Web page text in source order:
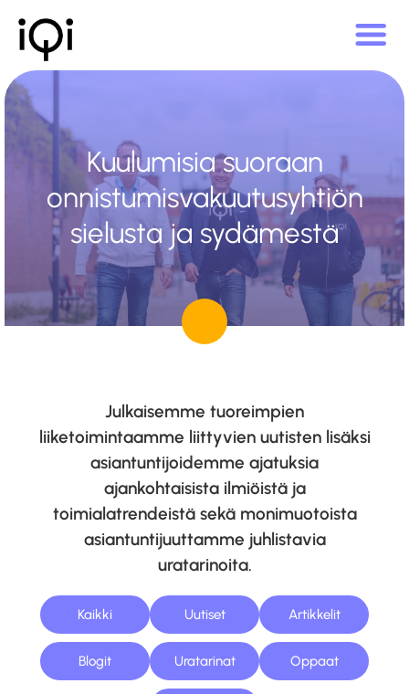
Kuulumisia suoraan
onnistumisvakuutusyhtiön
sielusta ja sydämestä
Julkaisemme tuoreimpien
liiketoimintaamme liittyvien uutisten lisäksi
asiantuntijoidemme ajatuksia
ajankohtaisista ilmiöistä ja
toimialatrendeistä sekä monimuotoista
asiantuntijuuttamme juhlistavia
uratarinoita.
Kaikki Uutiset Artikkelit
Blogit Uratarinat Oppaat